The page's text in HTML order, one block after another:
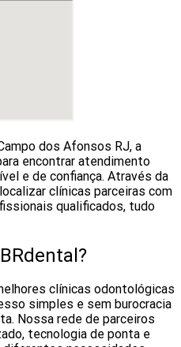
dos Afonsos RJ, a
encontrar atendimento
e de confiança. Através da
clínicas parceiras com
qualificados, tudo
clínicas odontológicas
simples e sem burocracia
Nossa rede de parceiros
tecnologia de ponta e